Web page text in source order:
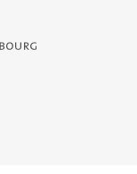
- Service